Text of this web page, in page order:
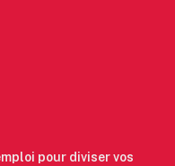
pour diviser vos